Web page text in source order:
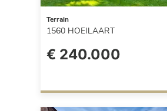
Terrain
1560 HOEILAART
€ 240.000